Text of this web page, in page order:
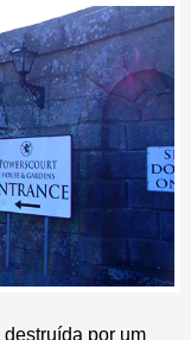
por um